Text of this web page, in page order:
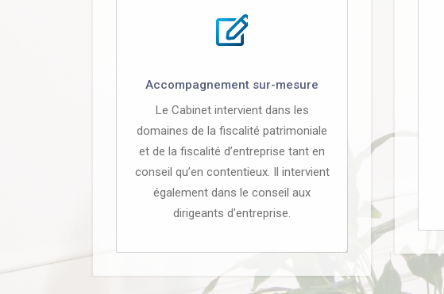
Accompagnement sur-mesure
Le Cabinet intervient dans les
domaines de la fiscalité patrimoniale
et de la fiscalité d’entreprise tant en
conseil qu’en contentieux. Il intervient
également dans le conseil aux
dirigeants d'entreprise.